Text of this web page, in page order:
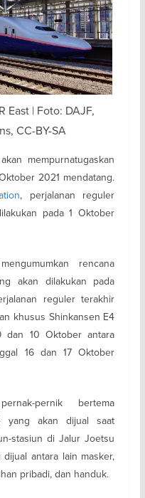
East | Foto: DAJF,
CC-BY-SA
mempurnatugaskan
2021 mendatang.
, perjalanan reguler
pada 1 Oktober
rencana
akan dilakukan pada
reguler terakhir
khusus Shinkansen E4
dan 10 Oktober antara
16 dan 17 Oktober
pernik bertema
yang akan dijual saat
stasiun di Jalur Joetsu
antara lain masker,
pribadi, dan handuk.